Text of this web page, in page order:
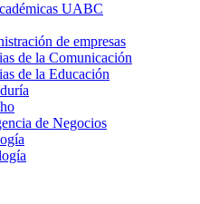
UABC
de empresas
de la Comunicación
de la Educación
de Negocios